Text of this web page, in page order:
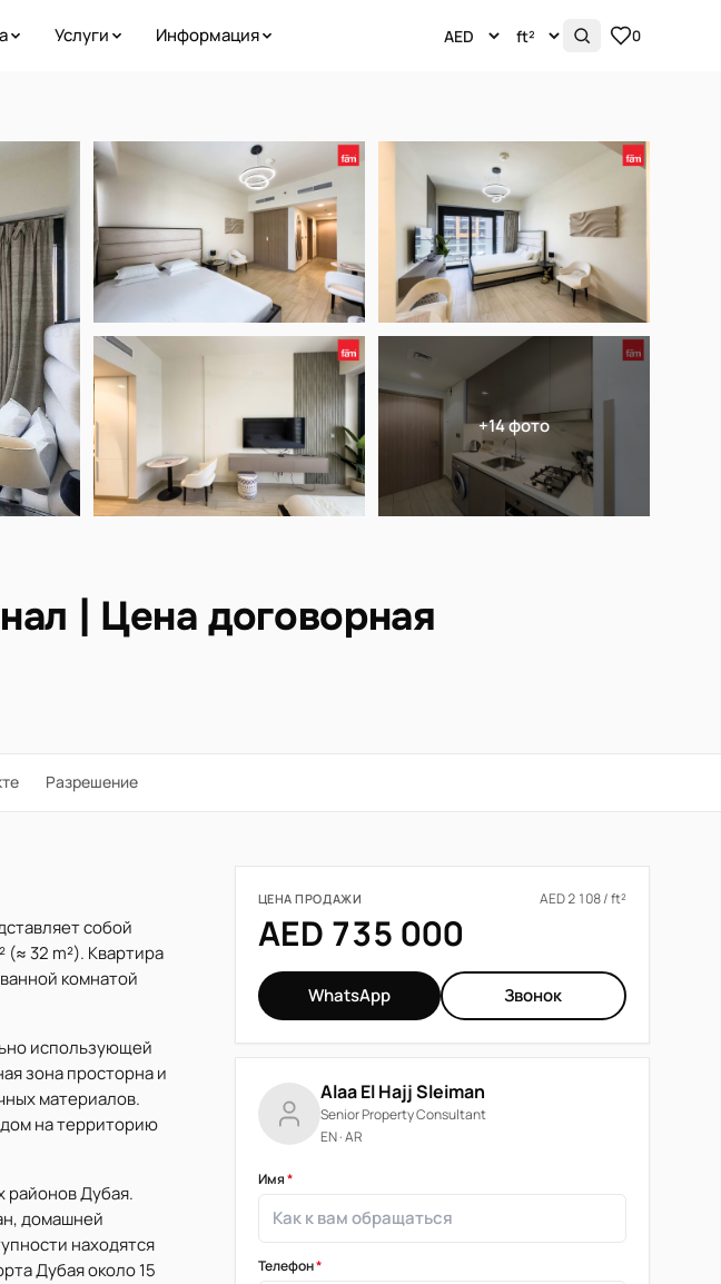
Услуги Информация 0
+14 фото
| Цена договорная
Разрешение
собой
32 m²). Квартира
комнатой
использующей
зона просторна и
материалов.
на территорию
районов Дубая.
домашней
находятся
Дубая около 15
ЦЕНА ПРОДАЖИ AED 2 108 / ft²
AED 735 000
WhatsApp Звонок
Alaa El Hajj Sleiman
Senior Property Consultant
EN · AR
Имя*
Телефон*